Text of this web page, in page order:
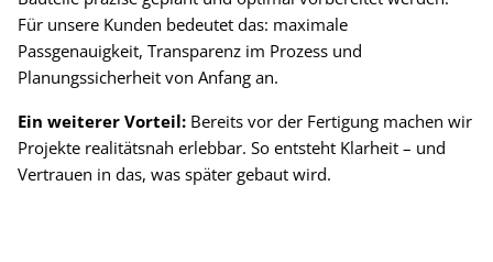
Für unsere Kunden bedeutet das: maximale
Passgenauigkeit, Transparenz im Prozess und
Planungssicherheit von Anfang an.
Ein weiterer Vorteil: Bereits vor der Fertigung machen wir
Projekte realitätsnah erlebbar. So entsteht Klarheit – und
Vertrauen in das, was später gebaut wird.